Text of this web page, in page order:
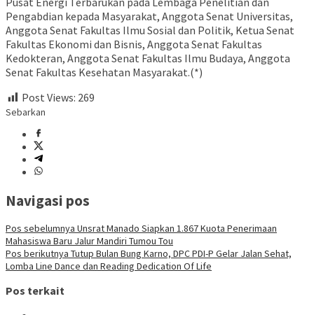
Pengabdian kepada Masyarakat, Anggota Senat Universitas,
Anggota Senat Fakultas Ilmu Sosial dan Politik, Ketua Senat
Fakultas Ekonomi dan Bisnis, Anggota Senat Fakultas
Kedokteran, Anggota Senat Fakultas Ilmu Budaya, Anggota
Senat Fakultas Kesehatan Masyarakat.(*)
Post Views: 269
Sebarkan
Navigasi pos
Pos sebelumnya Unsrat Manado Siapkan 1.867 Kuota Penerimaan
Mahasiswa Baru Jalur Mandiri Tumou Tou
Pos berikutnya Tutup Bulan Bung Karno, DPC PDI-P Gelar Jalan Sehat,
Lomba Line Dance dan Reading Dedication Of Life
Pos terkait